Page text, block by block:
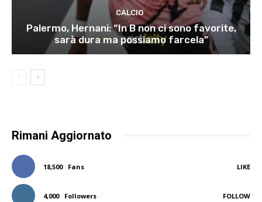
CALCIO
Palermo, Hernani: “In B non ci sono favorite,
sarà dura ma possiamo farcela”
Rimani Aggiornato
18,500 Fans LIKE
4,000 Followers FOLLOW